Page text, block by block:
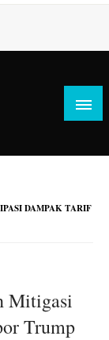
DAMPAK TARIF
Mitigasi
Trump